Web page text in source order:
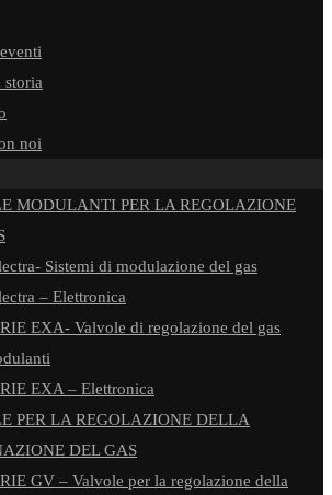
storia
noi
MODULANTI PER LA REGOLAZIONE
Sistemi di modulazione del gas
– Elettronica
EXA- Valvole di regolazione del gas
EXA – Elettronica
PER LA REGOLAZIONE DELLA
DEL GAS
GV – Valvole per la regolazione della